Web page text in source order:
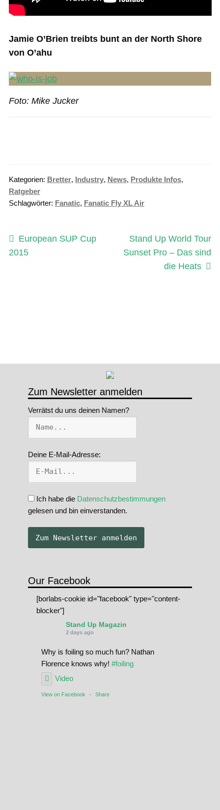
Zum Newsletter anmelden
Verrätst du uns deinen Namen?
Deine E-Mail-Adresse:
Ich habe die Datenschutzbestimmungen
gelesen und bin einverstanden.
Our Facebook
[borlabs-cookie id="facebook" type="content-
blocker"]
Stand Up Magazin
2 days ago
Why is foiling so much fun? Nathan
Florence knows why! #foiling
Video
View on Facebook · Share
Jamie O’Brien treibts bunt an der North Shore
von O’ahu
Foto: Mike Jucker
Kategorien: Bretter, Industry, News, Produkte Infos,
Ratgeber
Schlagwörter: Fanatic, Fanatic Fly XL Air
Beitragsnavigation
Vorheriger
Beitrag:
European SUP Cup
2015
Nächster
Beitrag:
Stand Up World Tour
Sunset Pro – Das sind
die Heats